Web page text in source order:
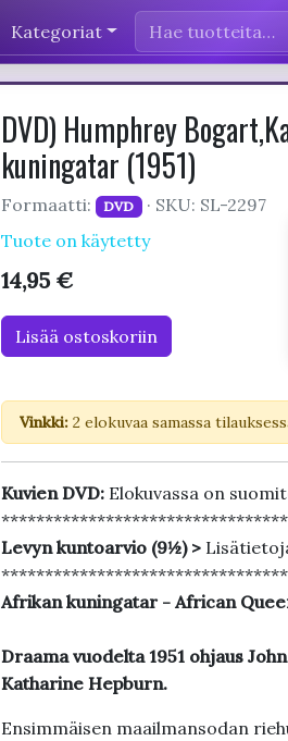
Kategoriat
DVD) Humphrey
kuningatar (1951)
Formaatti: DVD
· SKU: SL-2297
Tuote on käytetty
14,95 €
Lisää ostoskoriin
Vinkki:2 elokuvaa samassa
Kuvien DVD: Elokuvassa on
Levyn kuntoarvio (9½) >
Afrikan kuningatar - African
Draama vuodelta 1951 ohjaus
Katharine Hepburn.
Ensimmäisen maailmansodan